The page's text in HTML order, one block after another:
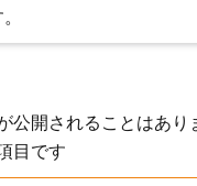
公開されることはあり
目です